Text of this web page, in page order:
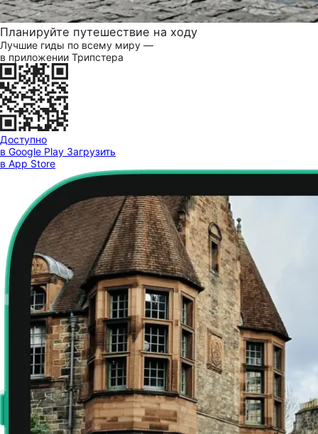
Планируйте путешествие на ходу
Лучшие гиды по всему миру —
в приложении Трипстера
Доступно
в Google Play Загрузить
в App Store